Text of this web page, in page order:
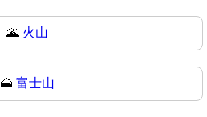
🌋 火山
🗻 富士山